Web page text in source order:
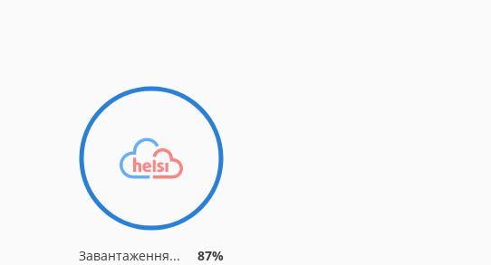
Завантаження... 93%